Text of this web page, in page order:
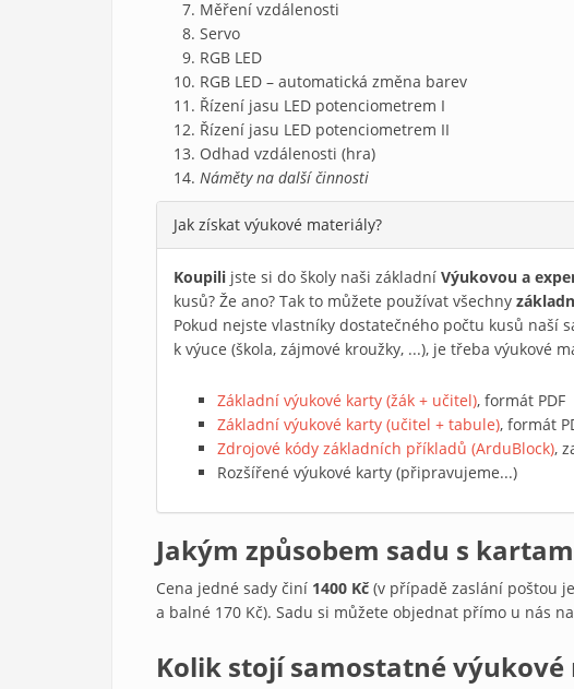
Měření vzdálenosti
Servo
RGB LED
RGB LED – automatická změna barev
Řízení jasu LED potenciometrem I
Řízení jasu LED potenciometrem II
Odhad vzdálenosti (hra)
Náměty na další činnosti
Jak získat výukové materiály?
Koupili jste si do školy naši základní Výukovou a
kusů? Že ano? Tak to můžete používat všechny
Pokud nejste vlastníky dostatečného počtu kusů naší
k výuce (škola, zájmové kroužky, ...), je třeba výukové
Základní výukové karty (žák + učitel), formát PDF
Základní výukové karty (učitel + tabule), formát
Zdrojové kódy základních příkladů (ArduBlock),
Rozšířené výukové karty (připravujeme...)
Jakým způsobem sadu s
Cena jedné sady činí 1400 Kč (v případě zaslání poštou
a balné 170 Kč). Sadu si můžete objednat přímo u nás na
Kolik stojí samostatné